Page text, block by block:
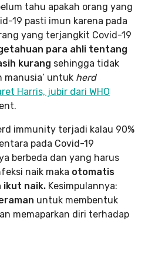
tahu apakah orang yang
19 pasti imun karena pada
yang terjangkit Covid-19
para ahli tentang
kurang sehingga tidak
manusia’ untuk herd
Harris, jubir dari WHO
immunity terjadi kalau 90%
pada Covid-19
berbeda dan yang harus
naik maka otomatis
ikut naik. Kesimpulannya:
untuk membentuk
memaparkan diri terhadap